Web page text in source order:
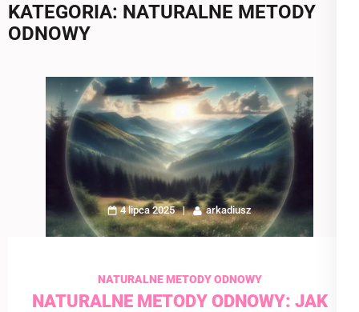
KATEGORIA: NATURALNE METODY
ODNOWY
4 lipca 2025 arkadiusz
NATURALNE METODY ODNOWY
NATURALNE METODY ODNOWY: JAK